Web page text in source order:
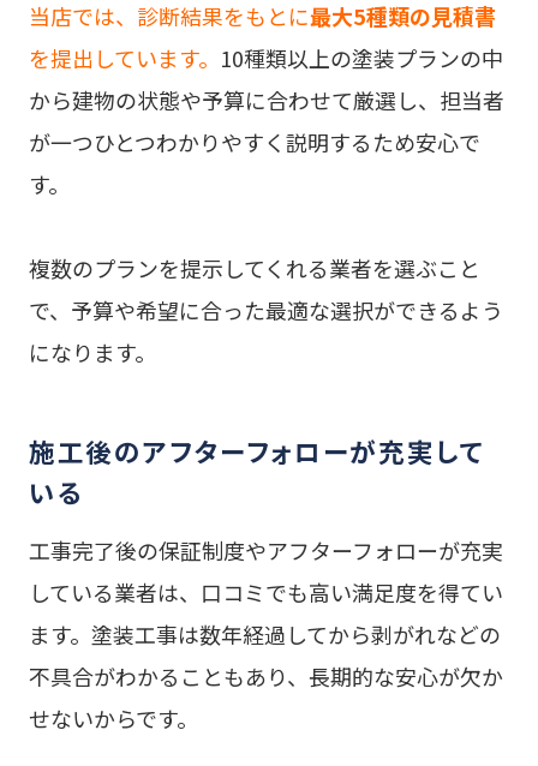
当店では、診断結果をもとに最大5種類の見積書
を提出しています。 10種類以上の塗装プランの中
から建物の状態や予算に合わせて厳選し、担当者
が一つひとつわかりやすく説明するため安心で
す。
複数のプランを提示してくれる業者を選ぶこと
で、予算や希望に合った最適な選択ができるよう
になります。
施工後のアフターフォローが充実して
いる
工事完了後の保証制度やアフターフォローが充実
している業者は、口コミでも高い満足度を得てい
ます。塗装工事は数年経過してから剥がれなどの
不具合がわかることもあり、長期的な安心が欠か
せないからです。